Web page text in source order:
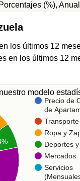
(%),
los últimos 12
en los últimos 12
modelo
Precio de
de
Transporte
Ropa y
Deportes
Mercados
Servicios